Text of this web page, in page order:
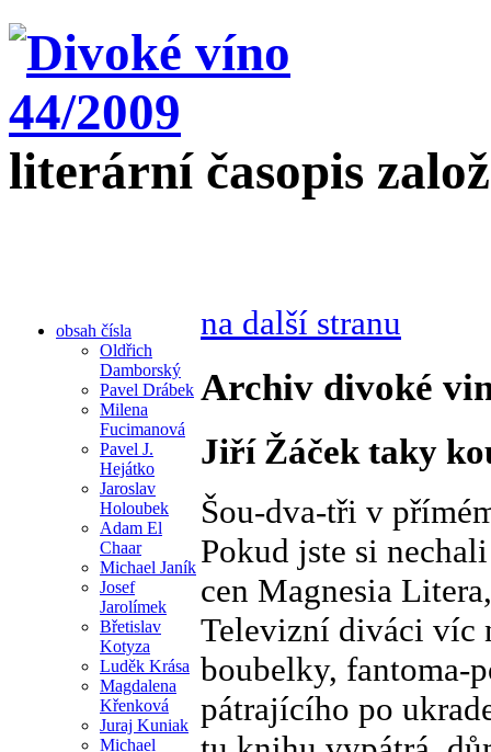
literární časopis
obsah čísla
Oldřich
Damborský
Pavel Drábek
Milena
Fucimanová
Pavel J.
Hejátko
Jaroslav
Holoubek
Adam El
Chaar
Michael Janík
Josef
Jarolímek
Břetislav
Kotyza
Luděk Krása
Magdalena
Křenková
Juraj Kuniak
Michael
na další stranu
Archiv divoké
Jiří Žáček taky
Šou-dva-tři v
Pokud jste si
cen Magnesia
Televizní diváci víc
boubelky, fantoma-
pátrajícího po